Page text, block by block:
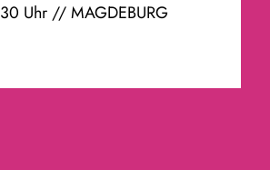
Uhr // MAGDEBURG